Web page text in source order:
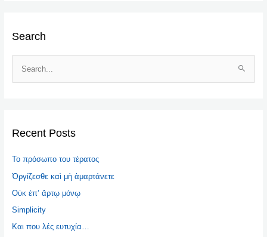
Search
c
o
r
:
Recent Posts
Το πρόσωπο του τέρατος
Ὀργίζεσθε καὶ μὴ ἁμαρτάνετε
Οὐκ ἐπ’ ἄρτῳ μόνῳ
Simplicity
Και που λές ευτυχία…